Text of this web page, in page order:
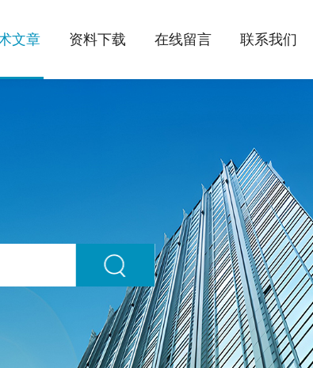
文章 资料下载 在线留言 联系我们